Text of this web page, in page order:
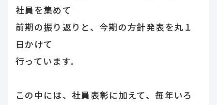
社員を集めて
前期の振り返りと、今期の方針発表を丸１
日かけて
行っています。
この中には、社員表彰に加えて、毎年いろ